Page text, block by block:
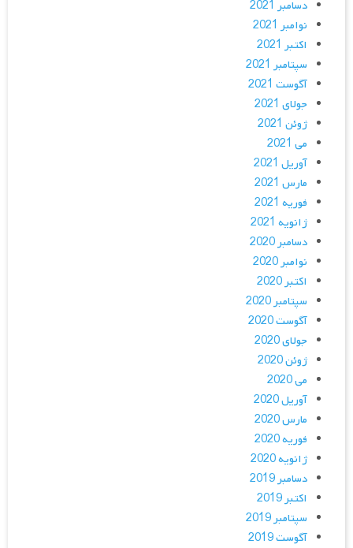
دسامبر 2021
نوامبر 2021
اکتبر 2021
سپتامبر 2021
آگوست 2021
جولای 2021
ژوئن 2021
می 2021
آوریل 2021
مارس 2021
فوریه 2021
ژانویه 2021
دسامبر 2020
نوامبر 2020
اکتبر 2020
سپتامبر 2020
آگوست 2020
جولای 2020
ژوئن 2020
می 2020
آوریل 2020
مارس 2020
فوریه 2020
ژانویه 2020
دسامبر 2019
اکتبر 2019
سپتامبر 2019
آگوست 2019